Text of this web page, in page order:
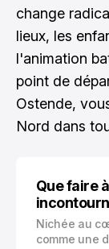
change
lieux, les
l'animation
point de
Ostende,
Nord dans
Que faire
Nichée au
comme une